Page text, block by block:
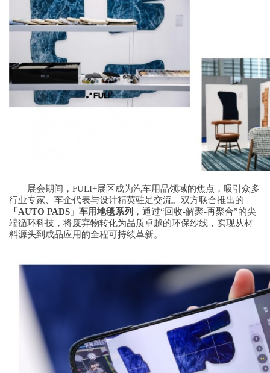
展会期间，FULI+展区成为汽车用品领域的焦点，吸引众多
行业专家、车企代表与设计精英驻足交流。双方联合推出的
「 AUTO PADS 」 车用地毯系列 ，通过“回收-解聚-再聚合”的尖
端循环科技，将废弃物转化为品质卓越的环保纱线，实现从材
料源头到成品应用的全程可持续革新。